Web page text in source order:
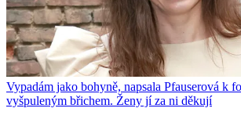
Vypadám jako bohyně, napsala Pfauserová k
vyšpuleným břichem. Ženy jí za ni děkují